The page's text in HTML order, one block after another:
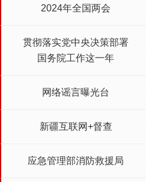
2024年全国两会
贯彻落实党中央决策部署
国务院工作这一年
网络谣言曝光台
新疆互联网+督查
应急管理部消防救援局